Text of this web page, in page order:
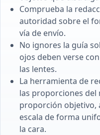
Comprueba la
autoridad sobre el
vía de envío.
No ignores la guía
ojos deben verse
las lentes.
La herramienta de
las proporciones del
proporción objetivo,
escala de forma
la cara.